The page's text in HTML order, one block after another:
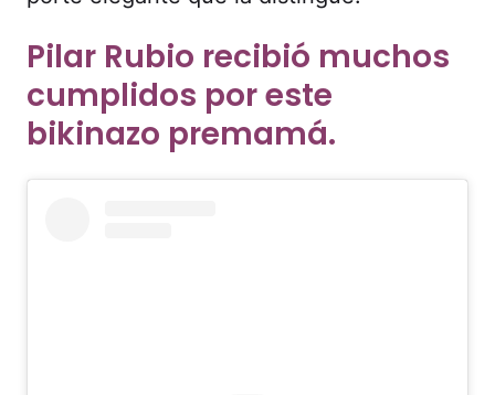
Pilar Rubio recibió muchos
cumplidos por este
bikinazo premamá.